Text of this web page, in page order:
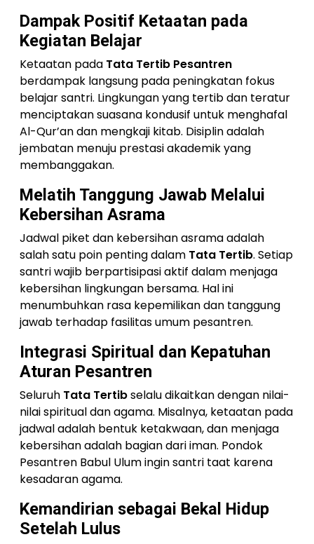
Dampak Positif Ketaatan pada
Kegiatan Belajar
Ketaatan pada Tata Tertib Pesantren
berdampak langsung pada peningkatan fokus
belajar santri. Lingkungan yang tertib dan teratur
menciptakan suasana kondusif untuk menghafal
Al-Qur’an dan mengkaji kitab. Disiplin adalah
jembatan menuju prestasi akademik yang
membanggakan.
Melatih Tanggung Jawab Melalui
Kebersihan Asrama
Jadwal piket dan kebersihan asrama adalah
salah satu poin penting dalam Tata Tertib. Setiap
santri wajib berpartisipasi aktif dalam menjaga
kebersihan lingkungan bersama. Hal ini
menumbuhkan rasa kepemilikan dan tanggung
jawab terhadap fasilitas umum pesantren.
Integrasi Spiritual dan Kepatuhan
Aturan Pesantren
Seluruh Tata Tertibselalu dikaitkan dengan nilai-
nilai spiritual dan agama. Misalnya, ketaatan pada
jadwal adalah bentuk ketakwaan, dan menjaga
kebersihan adalah bagian dari iman. Pondok
Pesantren Babul Ulum ingin santri taat karena
kesadaran agama.
Kemandirian sebagai Bekal Hidup
Setelah Lulus